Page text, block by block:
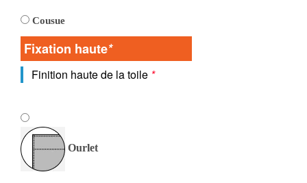
Cousue
Fixation haute*
Finition haute de la toile *
Ourlet